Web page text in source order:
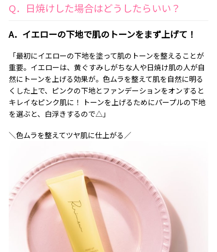
Q．日焼けした場合はどうしたらいい？
A．イエローの下地で肌のトーンをまず上げて！
「最初にイエローの下地を塗って肌のトーンを整えることが
重要。イエローは、黄ぐすみしがちな人や日焼け肌の人が自
然にトーンを上げる効果が。色ムラを整えて肌を自然に明る
くした上で、ピンクの下地とファンデーションをオンすると
キレイなピンク肌に！ トーンを上げるためにパープルの下地
を選ぶと、白浮きするので△」
＼色ムラを整えてツヤ肌に仕上がる／